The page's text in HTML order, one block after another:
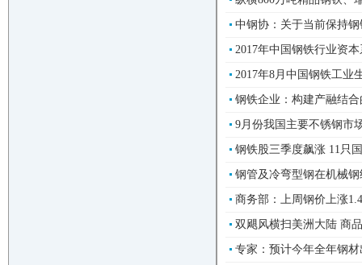
中钢协：关于当前保持
2017年中国钢铁行业资
2017年8月中国钢铁工业
钢铁企业：构建产融结
9月份我国主要不锈钢市
钢铁股三季度飙涨 11只
钢管及冷弯型钢在机械
商务部：上周钢价上涨
双飓风横扫美洲大陆 商
专家：预计今年全年钢